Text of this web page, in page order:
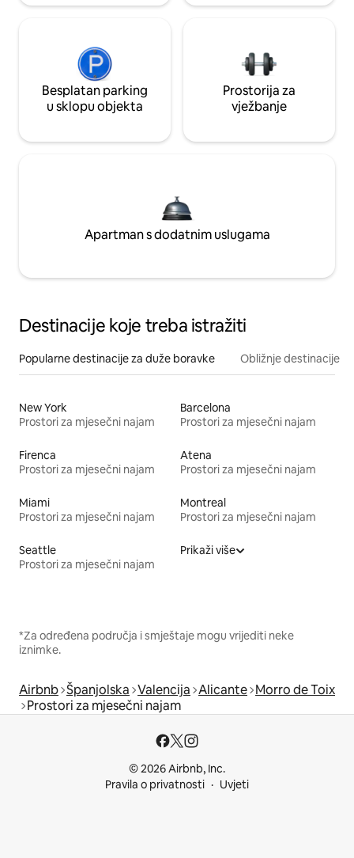
Besplatan parking
u sklopu objekta
Prostorija za
vježbanje
Apartman s dodatnim uslugama
Destinacije koje treba istražiti
Popularne destinacije za duže boravke Obližnje destinacije
New York
Prostori za mjesečni najam
Barcelona
Prostori za mjesečni najam
Firenca
Prostori za mjesečni najam
Atena
Prostori za mjesečni najam
Miami
Prostori za mjesečni najam
Montreal
Prostori za mjesečni najam
Seattle
Prostori za mjesečni najam
Prikaži više
*Za određena područja i smještaje mogu vrijediti neke
iznimke.
Airbnb Španjolska Valencija Alicante Morro de Toix
Prostori za mjesečni najam
© 2026 Airbnb, Inc.
Pravila o privatnosti
Uvjeti